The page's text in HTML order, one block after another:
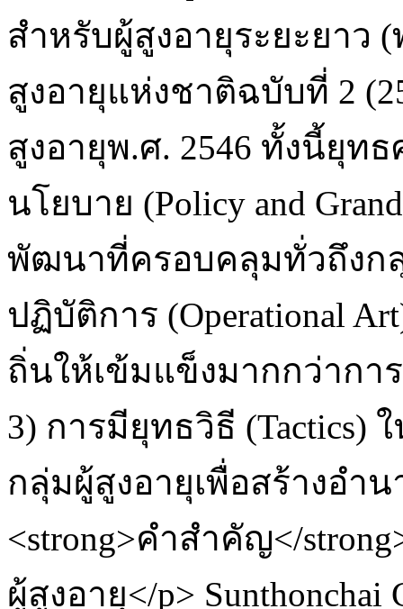
สำหรับผู้สูงอายุระยะยาว
สูงอายุแห่งชาติฉบับที่ 2
สูงอายุพ.ศ. 2546 ทั้งนี้ยุท
นโยบาย (Policy and
พัฒนาที่ครอบคลุมทั่วถึงก
ปฏิบัติการ (Operational
ถิ่นให้เข้มแข็งมากกว่ากา
3) การมียุทธวิธี (Tactics)
กลุ่มผู้สูงอายุเพื่อสร้างอำ
<strong>คำสำคัญ</
ผู้สูงอายุ</p> Sunthonchai